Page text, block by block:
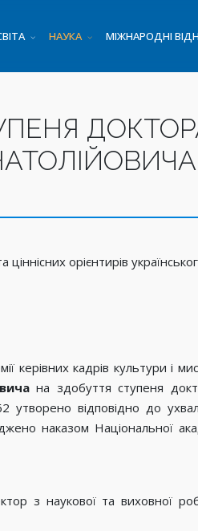
НАУКА МІЖНАРОДНІ
орієнтирів
керівних кадрів культури і
на здобуття ступеня
відповідно до
наказом Національної
з наукової та виховної